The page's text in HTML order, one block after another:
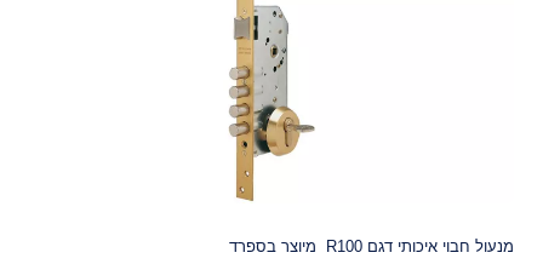
מנעול חבוי איכותי דגם R100 מיוצר בספרד